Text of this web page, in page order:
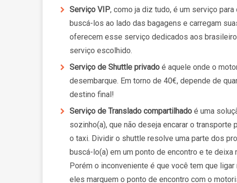
Serviço VIP, como ja diz tudo, é um serviço
buscá-los ao lado das bagagens e carregam
oferecem esse serviço dedicados aos
serviço escolhido.
Serviço de Shuttle privado é aquele onde o
desembarque. Em torno de 40€, depende de
destino final!
Serviço de Translado compartilhado é uma
sozinho(a), que não deseja encarar o transporte
o taxi. Dividir o shuttle resolve uma parte dos
buscá-lo(a) em um ponto de encontro e te
Porém o inconveniente é que você tem que
eles marquem o ponto de encontro com o